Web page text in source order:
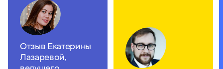
Отзыв Екатерины
Лазаревой,